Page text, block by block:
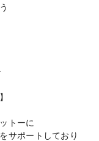
トーに
サポートしており